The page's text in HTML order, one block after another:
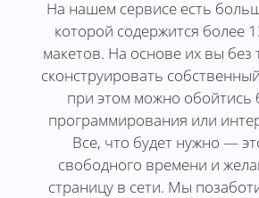
На нашем сервисе есть
которой содержится более
макетов. На основе их вы без
сконструировать
при этом можно обойтись
программирования или
Все, что будет нужно —
свободного времени и
страницу в сети. Мы